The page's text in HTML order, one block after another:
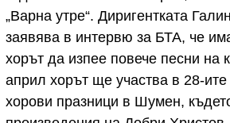
„Варна утре“. Диригентката
заявява в интервю за БТА, че
хорът да изпее повече песни на
април хорът ще участва в 28-
хорови празници в Шумен,